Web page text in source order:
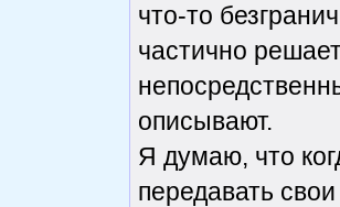
что-то
частично
описывают.
Я думаю, что
передавать